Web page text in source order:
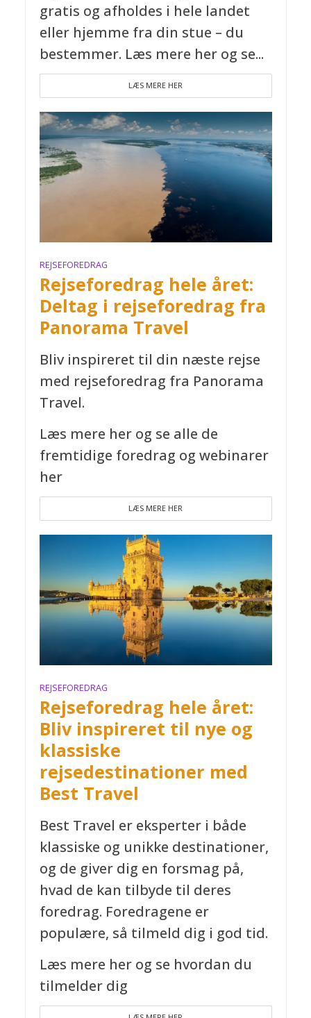
gratis og afholdes i hele landet
eller hjemme fra din stue – du
bestemmer. Læs mere her og se...
LÆS MERE HER
REJSEFOREDRAG
Rejseforedrag hele året:
Deltag i rejseforedrag fra
Panorama Travel
Bliv inspireret til din næste rejse
med rejseforedrag fra Panorama
Travel.
Læs mere her og se alle de
fremtidige foredrag og webinarer
her
LÆS MERE HER
REJSEFOREDRAG
Rejseforedrag hele året:
Bliv inspireret til nye og
klassiske
rejsedestinationer med
Best Travel
Best Travel er eksperter i både
klassiske og unikke destinationer,
og de giver dig en forsmag på,
hvad de kan tilbyde til deres
foredrag. Foredragene er
populære, så tilmeld dig i god tid.
Læs mere her og se hvordan du
tilmelder dig